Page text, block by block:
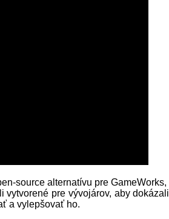
source alternatívu pre
vytvorené pre vývojárov, aby
a vylepšovať ho.